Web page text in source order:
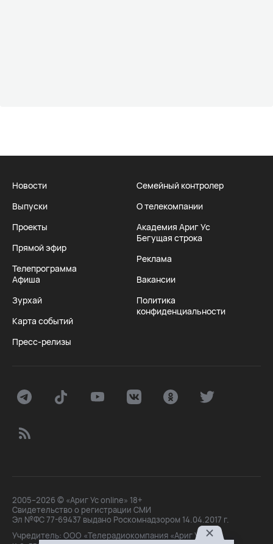
Новости
Выпуски
Проекты
Прямой эфир
Телепрограмма
Афиша
Зурхай
Карта событий
Пресс-релизы
Семейный контролер
О телекомпании
Академия Ариг Ус
Бегущая строка
Реклама
Вакансии
Политика
конфиденциальности
2005–2026 © «Ариг Ус online» 18+
Свидетельство о регистрации СМИ
Эл №ФС 77-69437 выдано Роскомнадзором 14.04.2017 г.
Учредитель: ООО «Телерадиокомпания «Ариг Ус»,